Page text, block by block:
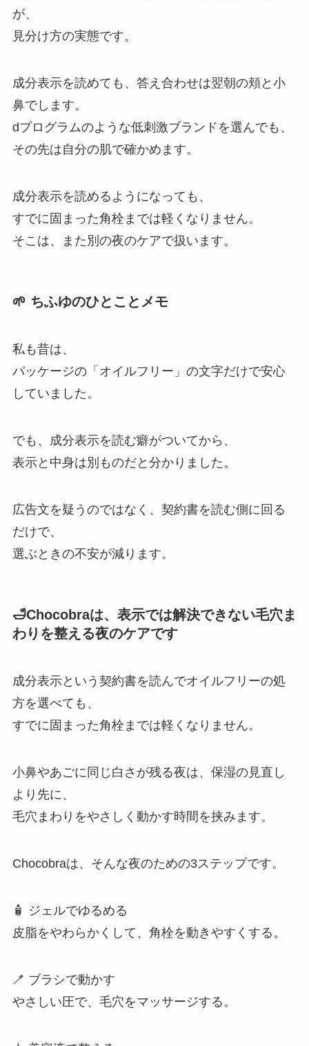
が、
見分け方の実態です。
成分表示を読めても、答え合わせは翌朝の頬と小
鼻でします。
dプログラムのような低刺激ブランドを選んでも、
その先は自分の肌で確かめます。
成分表示を読めるようになっても、
すでに固まった角栓までは軽くなりません。
そこは、また別の夜のケアで扱います。
🌱 ちふゆのひとことメモ
私も昔は、
パッケージの「オイルフリー」の文字だけで安心
していました。
でも、成分表示を読む癖がついてから、
表示と中身は別ものだと分かりました。
広告文を疑うのではなく、契約書を読む側に回る
だけで、
選ぶときの不安が減ります。
🛁Chocobraは、表示では解決できない毛穴ま
わりを整える夜のケアです
成分表示という契約書を読んでオイルフリーの処
方を選べても、
すでに固まった角栓までは軽くなりません。
小鼻やあごに同じ白さが残る夜は、保湿の見直し
より先に、
毛穴まわりをやさしく動かす時間を挟みます。
Chocobraは、そんな夜のための3ステップです。
🧴 ジェルでゆるめる
皮脂をやわらかくして、角栓を動きやすくする。
🪥 ブラシで動かす
やさしい圧で、毛穴をマッサージする。